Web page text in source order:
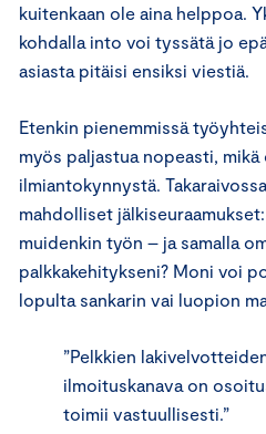
kuitenkaan ole aina helppoa.
kohdalla into voi tyssätä jo
asiasta pitäisi ensiksi viestiä.
Etenkin pienemmissä
myös paljastua nopeasti, mikä
ilmiantokynnystä.
mahdolliset
muidenkin työn – ja samalla
palkkakehitykseni? Moni voi
lopulta sankarin vai luopion
”Pelkkien
ilmoituskanava on
toimii vastuullisesti.”